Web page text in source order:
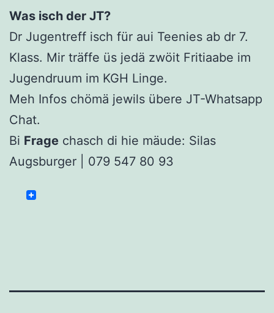
Was isch der JT?
Dr Jugentreff isch für aui Teenies ab dr 7.
Klass. Mir träffe üs jedä zwöit Fritiaabe im
Jugendruum im KGH Linge.
Meh Infos chömä jewils übere JT-Whatsapp
Chat.
Bi Frage chasch di hie mäude: Silas
Augsburger | 079 547 80 93